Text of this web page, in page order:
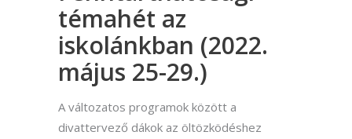
témahét az
iskolánkban (2022.
május 25-29.)
A változatos programok között a
divattervező dákok az öltözködéshez